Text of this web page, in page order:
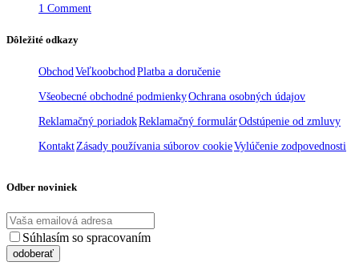
1 Comment
Dôležité odkazy
ObchodVeľkoobchodPlatba a doručenie
Všeobecné obchodné podmienkyOchrana osobných údajov
Reklamačný poriadokReklamačný formulárOdstúpenie od zmluvy
KontaktZásady používania súborov cookieVylúčenie zodpovednosti
Odber noviniek
Súhlasím so spracovaním